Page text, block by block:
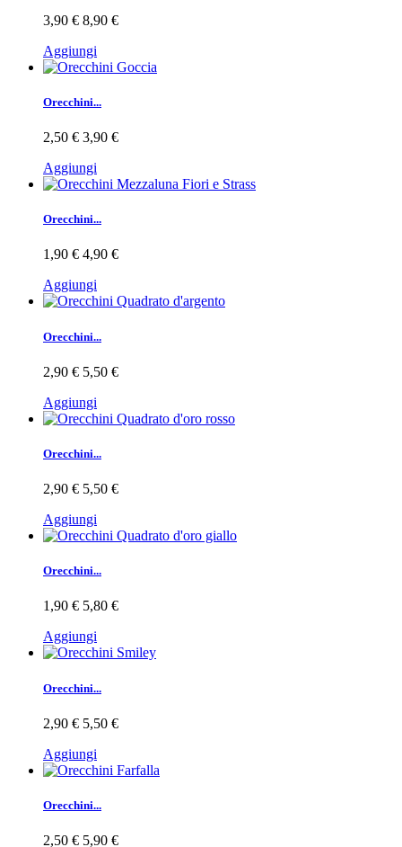
3,90 € 8,90 €
Aggiungi
Orecchini...
2,50 € 3,90 €
Aggiungi
Orecchini...
1,90 € 4,90 €
Aggiungi
Orecchini...
2,90 € 5,50 €
Aggiungi
Orecchini...
2,90 € 5,50 €
Aggiungi
Orecchini...
1,90 € 5,80 €
Aggiungi
Orecchini...
2,90 € 5,50 €
Aggiungi
Orecchini...
2,50 € 5,90 €